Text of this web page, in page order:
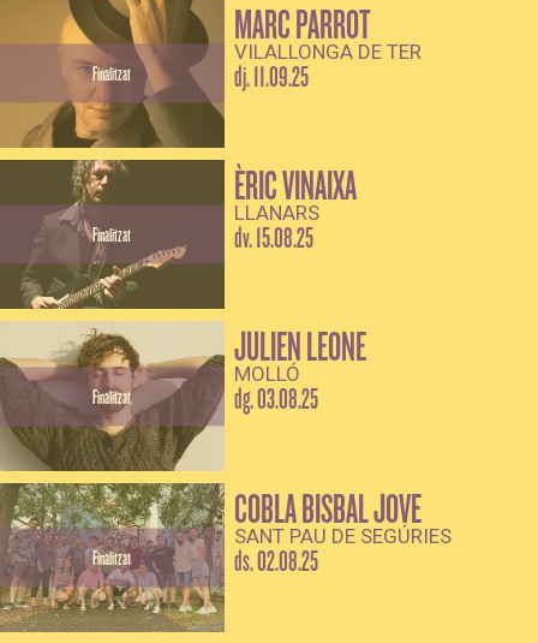
Finalitzat
MARC PARROT
VILALLONGA DE TER
dj. 11.09.25
Finalitzat
ÈRIC VINAIXA
LLANARS
dv. 15.08.25
Finalitzat
JULIEN LEONE
MOLLÓ
dg. 03.08.25
Finalitzat
COBLA BISBAL JOVE
SANT PAU DE SEGÚRIES
ds. 02.08.25